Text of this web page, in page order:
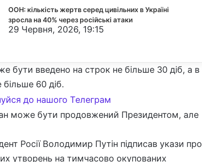
ООН: кількість жертв серед цивільних в Україні
зросла на 40% через російські атаки
29 Червня, 2026, 19:15
бути введено на строк не більше 30 діб, а в
60 діб.
до нашого Телеграм
може бути продовжений Президентом, але
Росії Володимир Путін підписав укази про
утворень на тимчасово окупованих